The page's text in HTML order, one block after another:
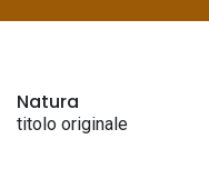
Natura
titolo originale